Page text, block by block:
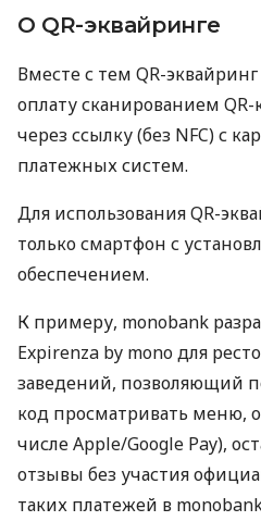
О QR-эквайринге
Вместе с тем QR-
оплату сканированием
через ссылку (без NFC) с
платежных систем.
Для использования QR-
только смартфон с
обеспечением.
К примеру, monobank
Expirenza by mono для
заведений, позволяющий
код просматривать меню,
числе Apple/Google Pay),
отзывы без участия
таких платежей в